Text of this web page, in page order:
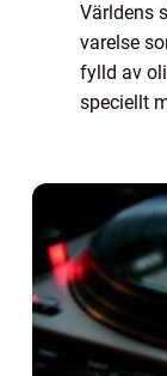
Världens
varelse
fylld av
speciellt